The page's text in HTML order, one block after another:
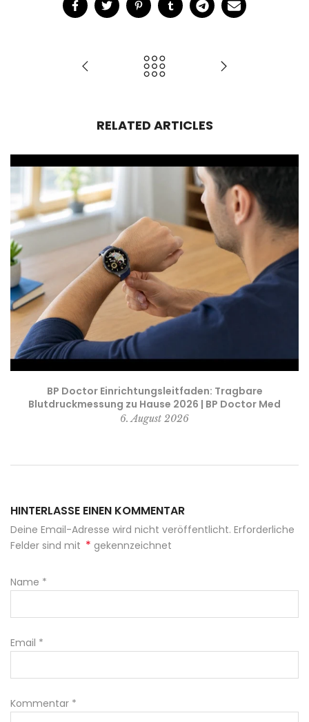
RELATED ARTICLES
BP Doctor Einrichtungsleitfaden: Tragbare
Blutdruckmessung zu Hause 2026 | BP Doctor Med
6. August 2026
HINTERLASSE EINEN KOMMENTAR
Deine Email-Adresse wird nicht veröffentlicht. Erforderliche
Felder sind mit * gekennzeichnet
Name *
Email *
Kommentar *